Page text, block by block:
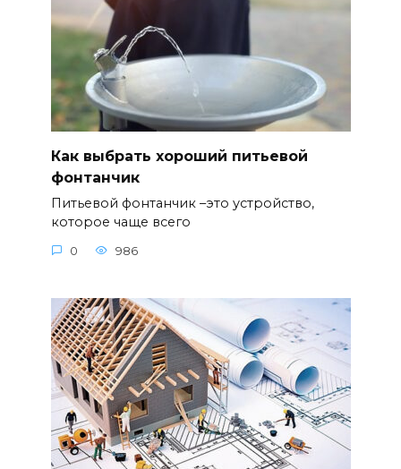
Как выбрать хороший питьевой
фонтанчик
Питьевой фонтанчик –это устройство,
которое чаще всего
0 986